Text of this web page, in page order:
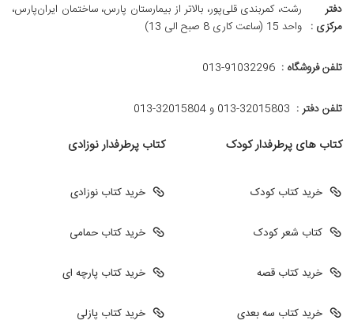
دفتر
مرکزی :
رشت، کمربندی قلی‌پور، بالاتر از بیمارستان پارس، ساختمان ایران‌پارس،
واحد 15 (ساعت کاری 8 صبح الی 13)
تلفن فروشگاه : 013-91032296
تلفن دفتر : 013-32015803 و 32015804-013
کتاب های پرطرفدار کودک
خرید کتاب کودک
کتاب شعر کودک
خرید کتاب قصه
خرید کتاب سه بعدی
کتاب پرطرفدار نوزادی
خرید کتاب نوزادی
خرید کتاب حمامی
خرید کتاب پارچه ای
خرید کتاب پازلی